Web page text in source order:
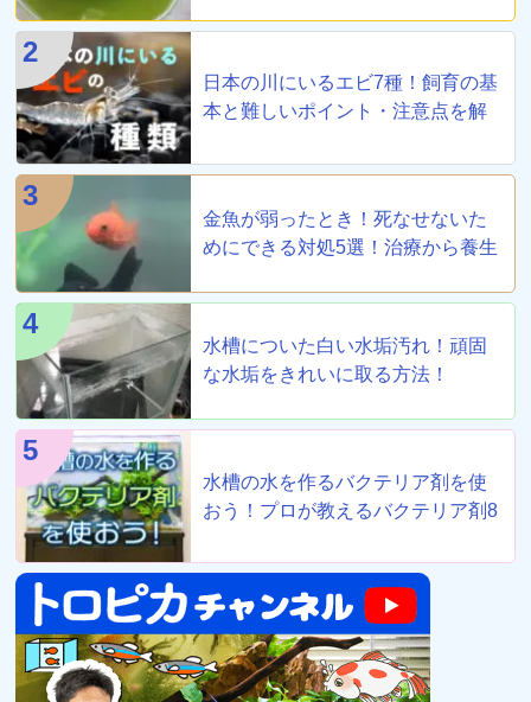
2
日本の川にいるエビ7種！飼育の基
本と難しいポイント・注意点を解
3
金魚が弱ったとき！死なせないた
めにできる対処5選！治療から養生
4
水槽についた白い水垢汚れ！頑固
な水垢をきれいに取る方法！
5
水槽の水を作るバクテリア剤を使
おう！プロが教えるバクテリア剤8